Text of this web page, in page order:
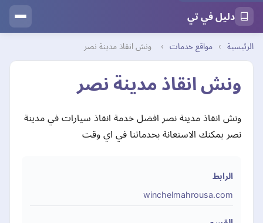
دليل في تي
الرئيسية › مواقع خدمات › ونش انقاذ مدينة نصر
ونش انقاذ مدينة نصر
ونش انقاذ مدينة نصر افضل خدمة انقاذ سيارات في مدينة
نصر يمكنك الاستعانة بخدماتنا في اي وقت
الرابط
winchelmahrousa.com